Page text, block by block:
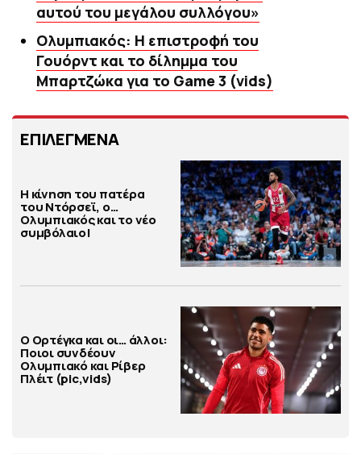
αυτού του μεγάλου συλλόγου»
Ολυμπιακός: Η επιστροφή του
Γουόρντ και το δίλημμα του
Μπαρτζώκα για το Game 3 (vids)
ΕΠΙΛΕΓΜΕΝΑ
Η κίνηση του πατέρα
του Ντόρσεϊ, ο…
Ολυμπιακός και το νέο
συμβόλαιο!
Ο Ορτέγκα και οι… άλλοι:
Ποιοι συνδέουν
Ολυμπιακό και Ρίβερ
Πλέιτ (pic,vids)